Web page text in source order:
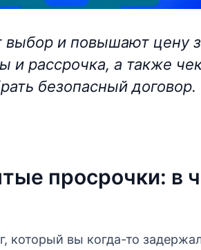
и повышают цену
рассрочка, а также
безопасный договор.
просрочки: в
который вы когда-то